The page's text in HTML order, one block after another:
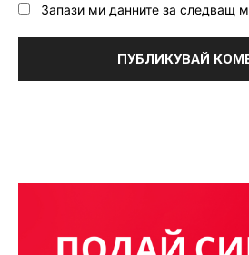
Запази ми данните за следващ